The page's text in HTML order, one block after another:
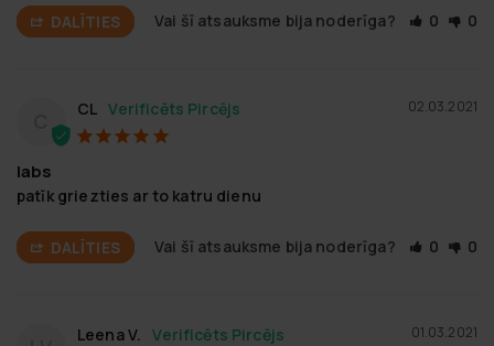
DALĪTIES Vai šī atsauksme bija noderīga? 0 0
02.03.2021
CL
labs
patīk griezties ar to katru dienu
DALĪTIES Vai šī atsauksme bija noderīga? 0 0
01.03.2021
Leena V.